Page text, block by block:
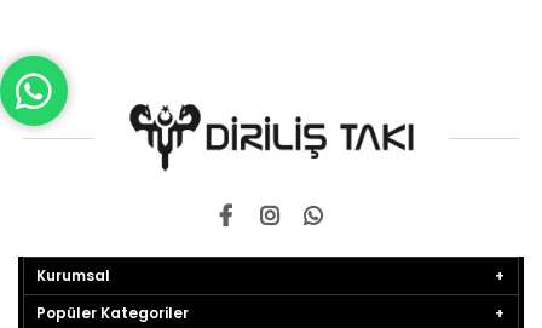
Kurumsal
Popüler Kategoriler